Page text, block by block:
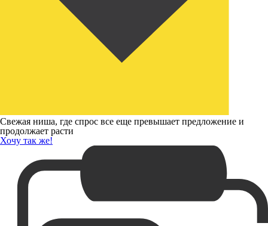
Свежая ниша, где спрос все еще превышает предложение и
продолжает расти
Хочу так же!